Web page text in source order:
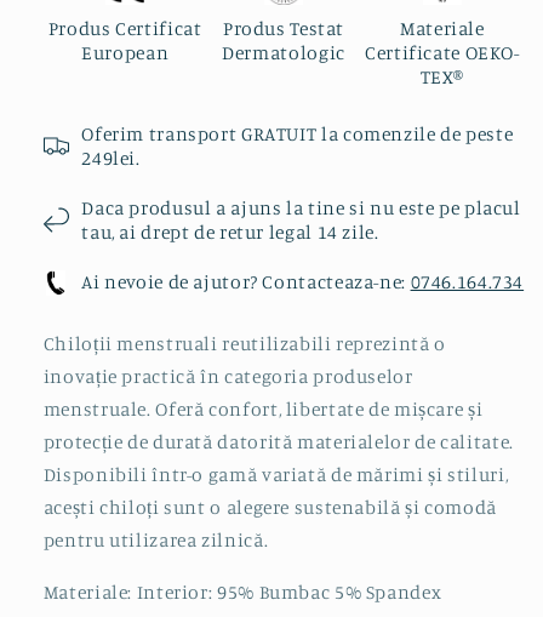
Produs Certificat
European
Produs Testat
Dermatologic
Materiale
Certificate OEKO-
TEX®️
Oferim transport GRATUIT la comenzile de peste
249lei.
Daca produsul a ajuns la tine si nu este pe placul
tau, ai drept de retur legal 14 zile.
Ai nevoie de ajutor? Contacteaza-ne: 0746.164.734
Chiloții menstruali reutilizabili reprezintă o
inovație practică în categoria produselor
menstruale. Oferă confort, libertate de mișcare și
protecție de durată datorită materialelor de calitate.
Disponibili într-o gamă variată de mărimi și stiluri,
acești chiloți sunt o alegere sustenabilă și comodă
pentru utilizarea zilnică.
Materiale: Interior: 95% Bumbac 5% Spandex